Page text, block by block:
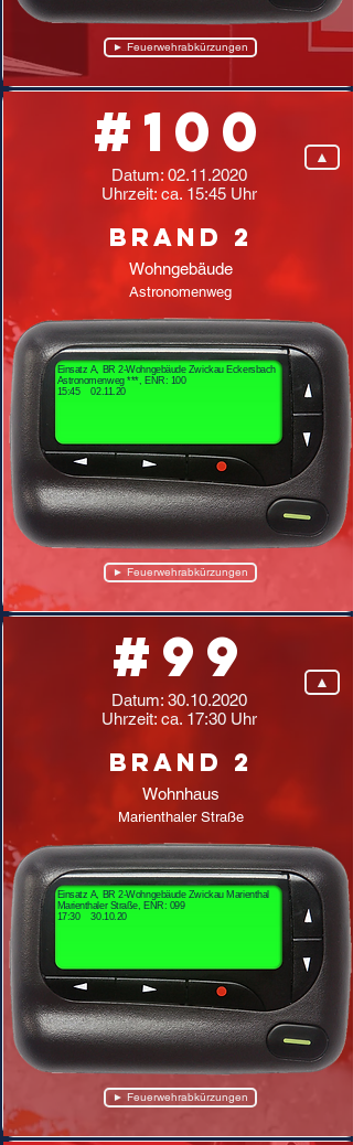
► Feuerwehrabkürzungen
Datum: 02.11.2020
Uhrzeit: ca. 15:45 Uhr
#100 ▲
Brand 2
Wohngebäude
Astronomenweg
Einsatz A, BR 2-Wohngebäude Zwickau Eckersbach
Astronomenweg ***, ENR: 100
15:45 02.11.20
► Feuerwehrabkürzungen
Datum: 30.10.2020
Uhrzeit: ca. 17:30 Uhr
#99 ▲
Brand 2
Wohnhaus
Marienthaler Straße
Einsatz A, BR 2-Wohngebäude Zwickau Marienthal
Marienthaler Straße, ENR: 099
17:30 30.10.20
► Feuerwehrabkürzungen